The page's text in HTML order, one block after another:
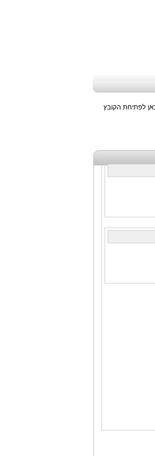
לפתיחת הקובץ